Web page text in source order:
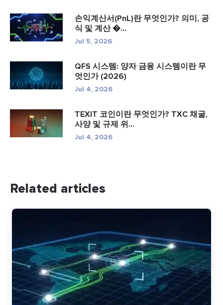
손익계산서(PnL)란 무엇인가? 의미, 공
식 및 계산 �...
Jul 5, 2026
QFS 시스템: 양자 금융 시스템이란 무
엇인가 (2026)
Jul 4, 2026
TEXIT 코인이란 무엇인가? TXC 채굴,
사양 및 규제 위...
Jul 4, 2026
Related articles